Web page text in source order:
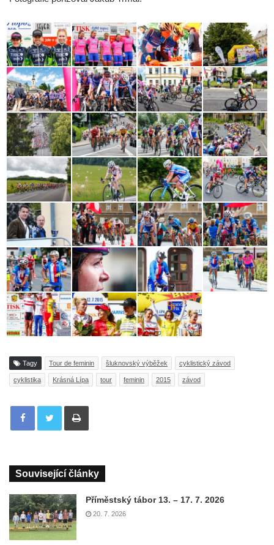
Tagy Tour de feminin šluknovský výběžek cyklistický závod
cyklistika Krásná Lípa tour feminin 2015 závod
Tisknout
Související články
Příměstský tábor 13. – 17. 7. 2026
20. 7. 2026